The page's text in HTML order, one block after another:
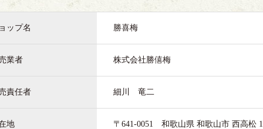
ップ名 勝喜梅
業者 株式会社勝僖梅
責任者 細川 竜二
地 〒641-0051 和歌山県 和歌山市 西高松